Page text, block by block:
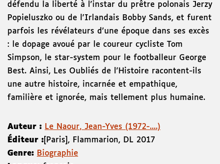
défendu la liberté à l'instar du prêtre polonais Jerzy
Popieluszko ou de l'Irlandais Bobby Sands, et furent
parfois les révélateurs d'une époque dans ses excès
: le dopage avoué par le coureur cycliste Tom
Simpson, le star-system pour le footballeur George
Best. Ainsi, Les Oubliés de l'Histoire racontent-ils
une autre histoire, incarnée et empathique,
familière et ignorée, mais tellement plus humaine.
Auteur : Le Naour, Jean-Yves (1972-....)
Éditeur : [Paris] , Flammarion, DL 2017
Genre: Biographie